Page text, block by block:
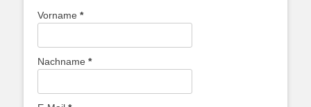
Vorname *
Nachname *